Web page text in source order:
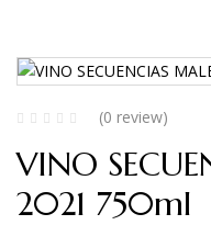
(0 review)
VINO
2021 750ml